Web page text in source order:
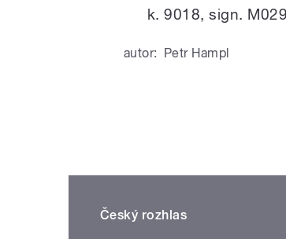
k. 9018, sign.
autor: Petr Hampl
Český rozhlas